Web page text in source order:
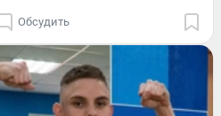
Обсудить